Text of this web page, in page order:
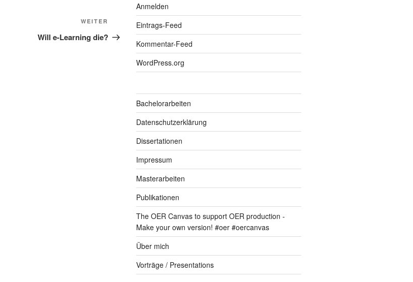
Nächster
Beitrag
WEITER
Will e-Learning die?
Anmelden
Eintrags-Feed
Kommentar-Feed
WordPress.org
Bachelorarbeiten
Datenschutzerklärung
Dissertationen
Impressum
Masterarbeiten
Publikationen
The OER Canvas to support OER production -
Make your own version! #oer #oercanvas
Über mich
Vorträge / Presentations